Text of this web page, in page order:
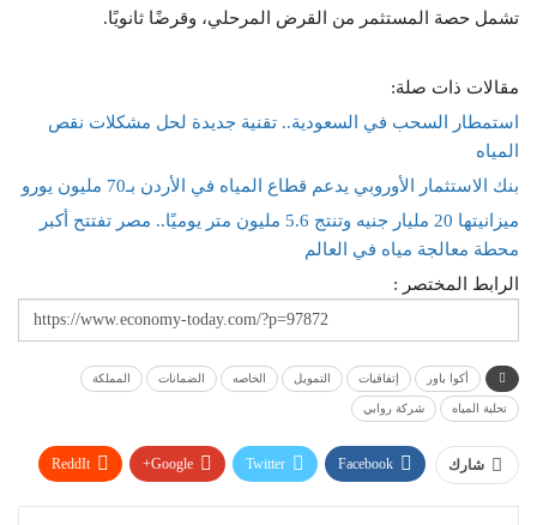
تشمل حصة المستثمر من القرض المرحلي، وقرضًا ثانويًا.
مقالات ذات صلة:
استمطار السحب في السعودية.. تقنية جديدة لحل مشكلات نقص
المياه
بنك الاستثمار الأوروبي يدعم قطاع المياه في الأردن بـ70 مليون يورو
ميزانيتها 20 مليار جنيه وتنتج 5.6 مليون متر يوميًا.. مصر تفتتح أكبر
محطة معالجة مياه في العالم
الرابط المختصر :
أكوا باور إتفاقيات التمويل الخاصه الضمانات المملكة
تحلية المياه شركة روابي
شارك Facebook
Twitter
Google+
ReddIt